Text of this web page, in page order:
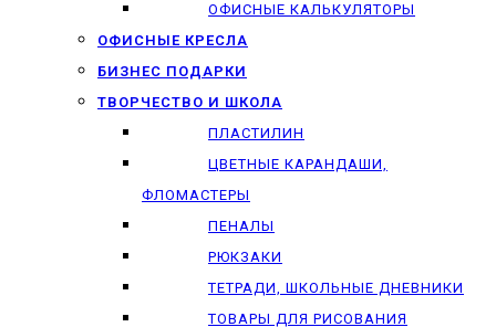
ОФИСНЫЕ КАЛЬКУЛЯТОРЫ
ОФИСНЫЕ КРЕСЛА
БИЗНЕС ПОДАРКИ
ТВОРЧЕСТВО И ШКОЛА
ПЛАСТИЛИН
ЦВЕТНЫЕ КАРАНДАШИ,
ФЛОМАСТЕРЫ
ПЕНАЛЫ
РЮКЗАКИ
ТЕТРАДИ, ШКОЛЬНЫЕ ДНЕВНИКИ
ТОВАРЫ ДЛЯ РИСОВАНИЯ